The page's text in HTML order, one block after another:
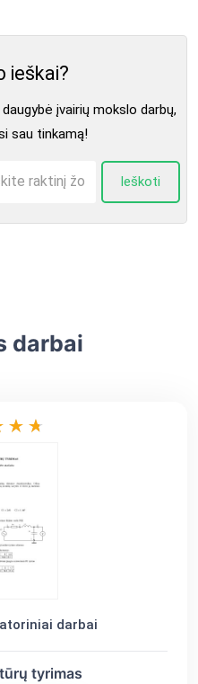
ieškai?
įvairių mokslo darbų,
sau tinkamą!
Ieškoti
darbai
darbai
tyrimas